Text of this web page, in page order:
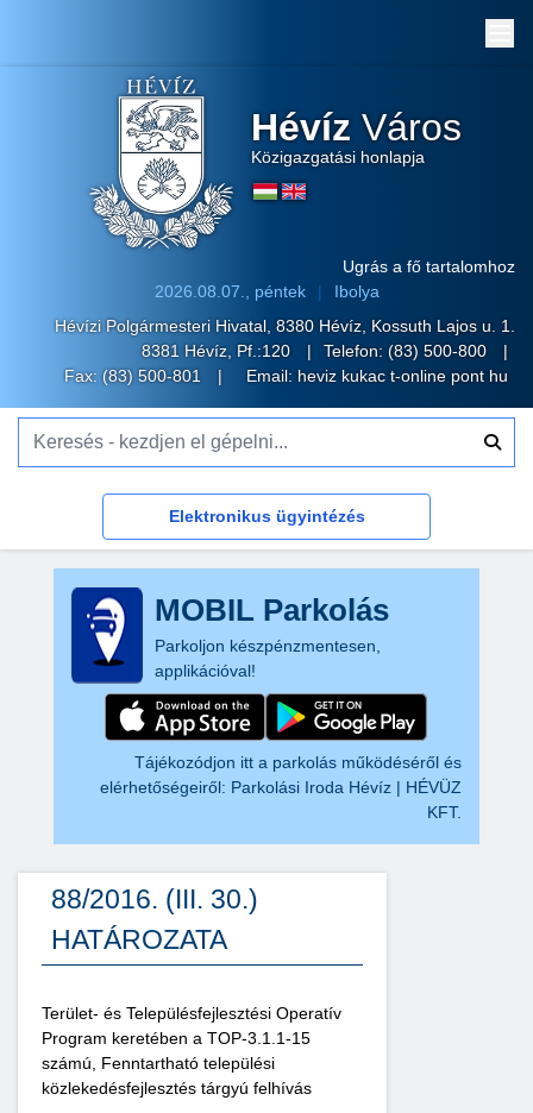
Hévíz Város
Közigazgatási honlapja
Ugrás a fő tartalomhoz
2026.08.07., péntek
Ibolya
Hévízi Polgármesteri Hivatal, 8380 Hévíz, Kossuth Lajos u. 1.
8381 Hévíz, Pf.:120
Telefon: (83) 500-800
Fax: (83) 500-801
Email: heviz kukac t-online pont hu
Elektronikus ügyintézés
MOBIL Parkolás
Parkoljon készpénzmentesen,
applikációval!
Tájékozódjon itt a parkolás működéséről és
elérhetőségeiről: Parkolási Iroda Hévíz | HÉVÜZ
KFT.
88/2016. (III. 30.)
HATÁROZATA
Terület- és Településfejlesztési Operatív
Program keretében a TOP-3.1.1-15
számú, Fenntartható települési
közlekedésfejlesztés tárgyú felhívás